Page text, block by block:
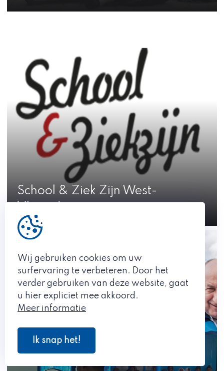
School & Ziek Zijn West-
Wij gebruiken cookies om uw
surfervaring te verbeteren. Door het
verder gebruiken van deze website, gaat
u hier expliciet mee akkoord.
Meer informatie
Ik snap het!